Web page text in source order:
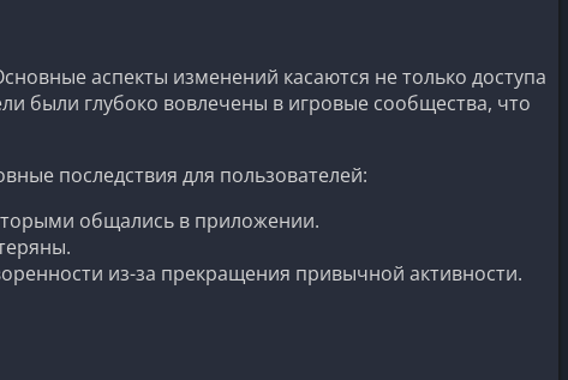
аспекты изменений касаются не только доступа
были глубоко вовлечены в игровые сообщества, что
последствия для пользователей:
общались в приложении.
из-за прекращения привычной активности.